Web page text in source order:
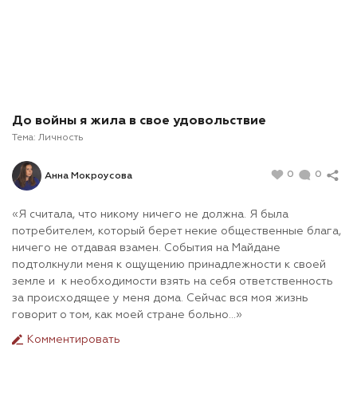
До войны я жила в свое удовольствие
Тема: Личность
Анна Мокроусова 0 0
«Я считала, что никому ничего не должна. Я была
потребителем, который берет некие общественные блага,
ничего не отдавая взамен. События на Майдане
подтолкнули меня к ощущению принадлежности к своей
земле и к необходимости взять на себя ответственность
за происходящее у меня дома. Сейчас вся моя жизнь
говорит о том, как моей стране больно...»
Комментировать